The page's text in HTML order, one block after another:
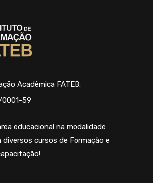
Acadêmica FATEB.
0001-59
educacional na modalidade
diversos cursos de Formação e